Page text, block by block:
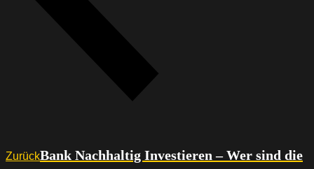
ZurückBank Nachhaltig Investieren – Wer sind die